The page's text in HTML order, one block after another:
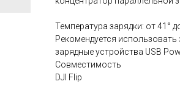
Температура зарядки: от 41°
Рекомендуется использовать
зарядные устройства USB
Совместимость
DJI Flip